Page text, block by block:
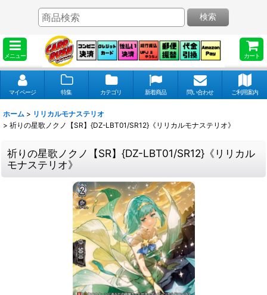
メニュー カート
検索
マイページ 特集 カテゴリ 新着商品 問い合わせ ご利用案内
ホーム > リリカルモナステリオ
> 祈りの星歌ノクノ【SR】{DZ-LBT01/SR12}《リリカルモナステリオ》
祈りの星歌ノクノ【SR】{DZ-LBT01/SR12}《リリカル
モナステリオ》